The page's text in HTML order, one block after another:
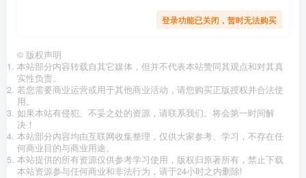
登录功能已关闭，暂时无法购买
© 版权声明
本站部分内容转载自其它媒体，但并不代表本站赞同其观点和对其真
实性负责。
若您需要商业运营或用于其他商业活动，请您购买正版授权并合法使
用。
如果本站有侵犯、不妥之处的资源，请联系我们。将会第一时间解
决！
本站部分内容均由互联网收集整理，仅供大家参考、学习，不存在任
何商业目的与商业用途。
本站提供的所有资源仅供参考学习使用，版权归原著所有，禁止下载
本站资源参与任何商业和非法行为，请于24小时之内删除!